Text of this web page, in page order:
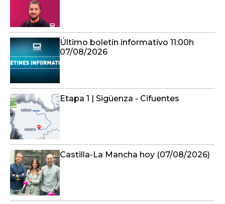
Último boletín informativo 11:00h
07/08/2026
Etapa 1 | Sigüenza - Cifuentes
Castilla-La Mancha hoy (07/08/2026)